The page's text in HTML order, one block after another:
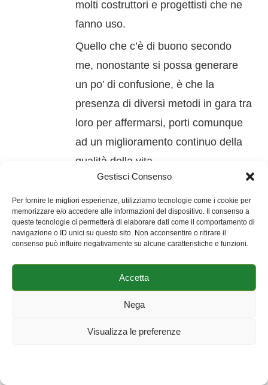
Gestisci Consenso
Per fornire le migliori esperienze, utilizziamo tecnologie come i cookie per
memorizzare e/o accedere alle informazioni del dispositivo. Il consenso a
queste tecnologie ci permetterà di elaborare dati come il comportamento di
navigazione o ID unici su questo sito. Non acconsentire o ritirare il
consenso può influire negativamente su alcune caratteristiche e funzioni.
Accetta
Nega
Visualizza le preferenze
molti costruttori e progettisti che ne
fanno uso.
Quello che c’è di buono secondo
me, nonostante si possa generare
un po’ di confusione, è che la
presenza di diversi metodi in gara tra
loro per affermarsi, porti comunque
ad un miglioramento continuo della
qualità della vita.
Teodoro
Caro Andrea,
anch’io ero presente a Castel san
Pietro e condivido con te il giudizio
Una ulteriore perplessita’ pero’ mi
nasce anche dagli interventi tecnici